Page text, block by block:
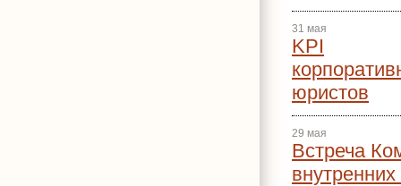
31 мая
KPI
юристов
29 мая
Встреча